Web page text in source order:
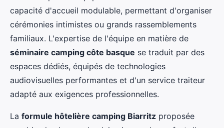
capacité d'accueil modulable, permettant d'organiser
cérémonies intimistes ou grands rassemblements
familiaux. L'expertise de l'équipe en matière de
séminaire camping côte basque se traduit par des
espaces dédiés, équipés de technologies
audiovisuelles performantes et d'un service traiteur
adapté aux exigences professionnelles.
La formule hôtelière camping Biarritz proposée